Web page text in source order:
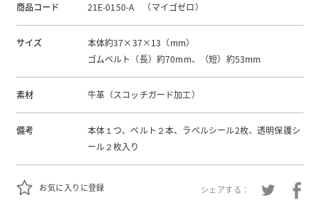
商品コード 21E-0150-A （マイゴゼロ）
サイズ
本体約37×37×13（mm）
ゴムベルト（長）約70mm、（短）約53mm
素材 牛革（スコッチガード加工）
備考
本体１つ、ベルト２本、ラベルシール2枚、透明保護シ
ール２枚入り
お気に入りに登録 シェアする：